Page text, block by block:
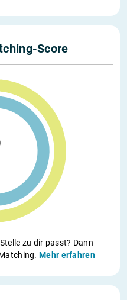
Score
zu dir passt? Dann
Mehr erfahren